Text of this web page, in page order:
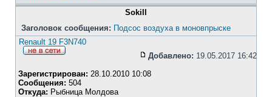
Sokill
Заголовок сообщения: Подсос воздуха в моновпрыске
Renault 19 F3N740
Добавлено: 19.05.2017 16:42
Зарегистрирован: 28.10.2010 10:08
Сообщения: 504
Откуда: Рыбница Молдова